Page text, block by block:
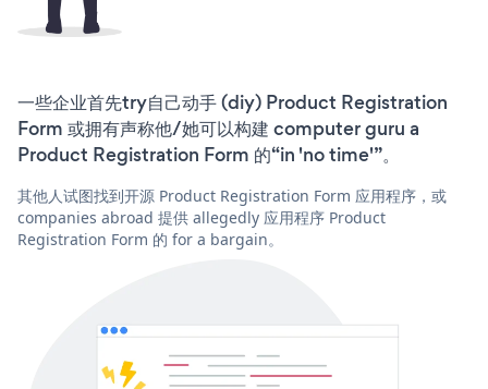
一些企业首先try自己动手 (diy) Product Registration
Form 或拥有声称他/她可以构建 computer guru a
Product Registration Form 的“in 'no time'”。
其他人试图找到开源 Product Registration Form 应用程序，或
companies abroad 提供 allegedly 应用程序 Product
Registration Form 的 for a bargain。